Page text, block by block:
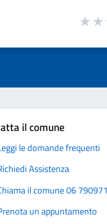
il comune
le domande frequenti
Assistenza
il comune 06 790971
un appuntamento